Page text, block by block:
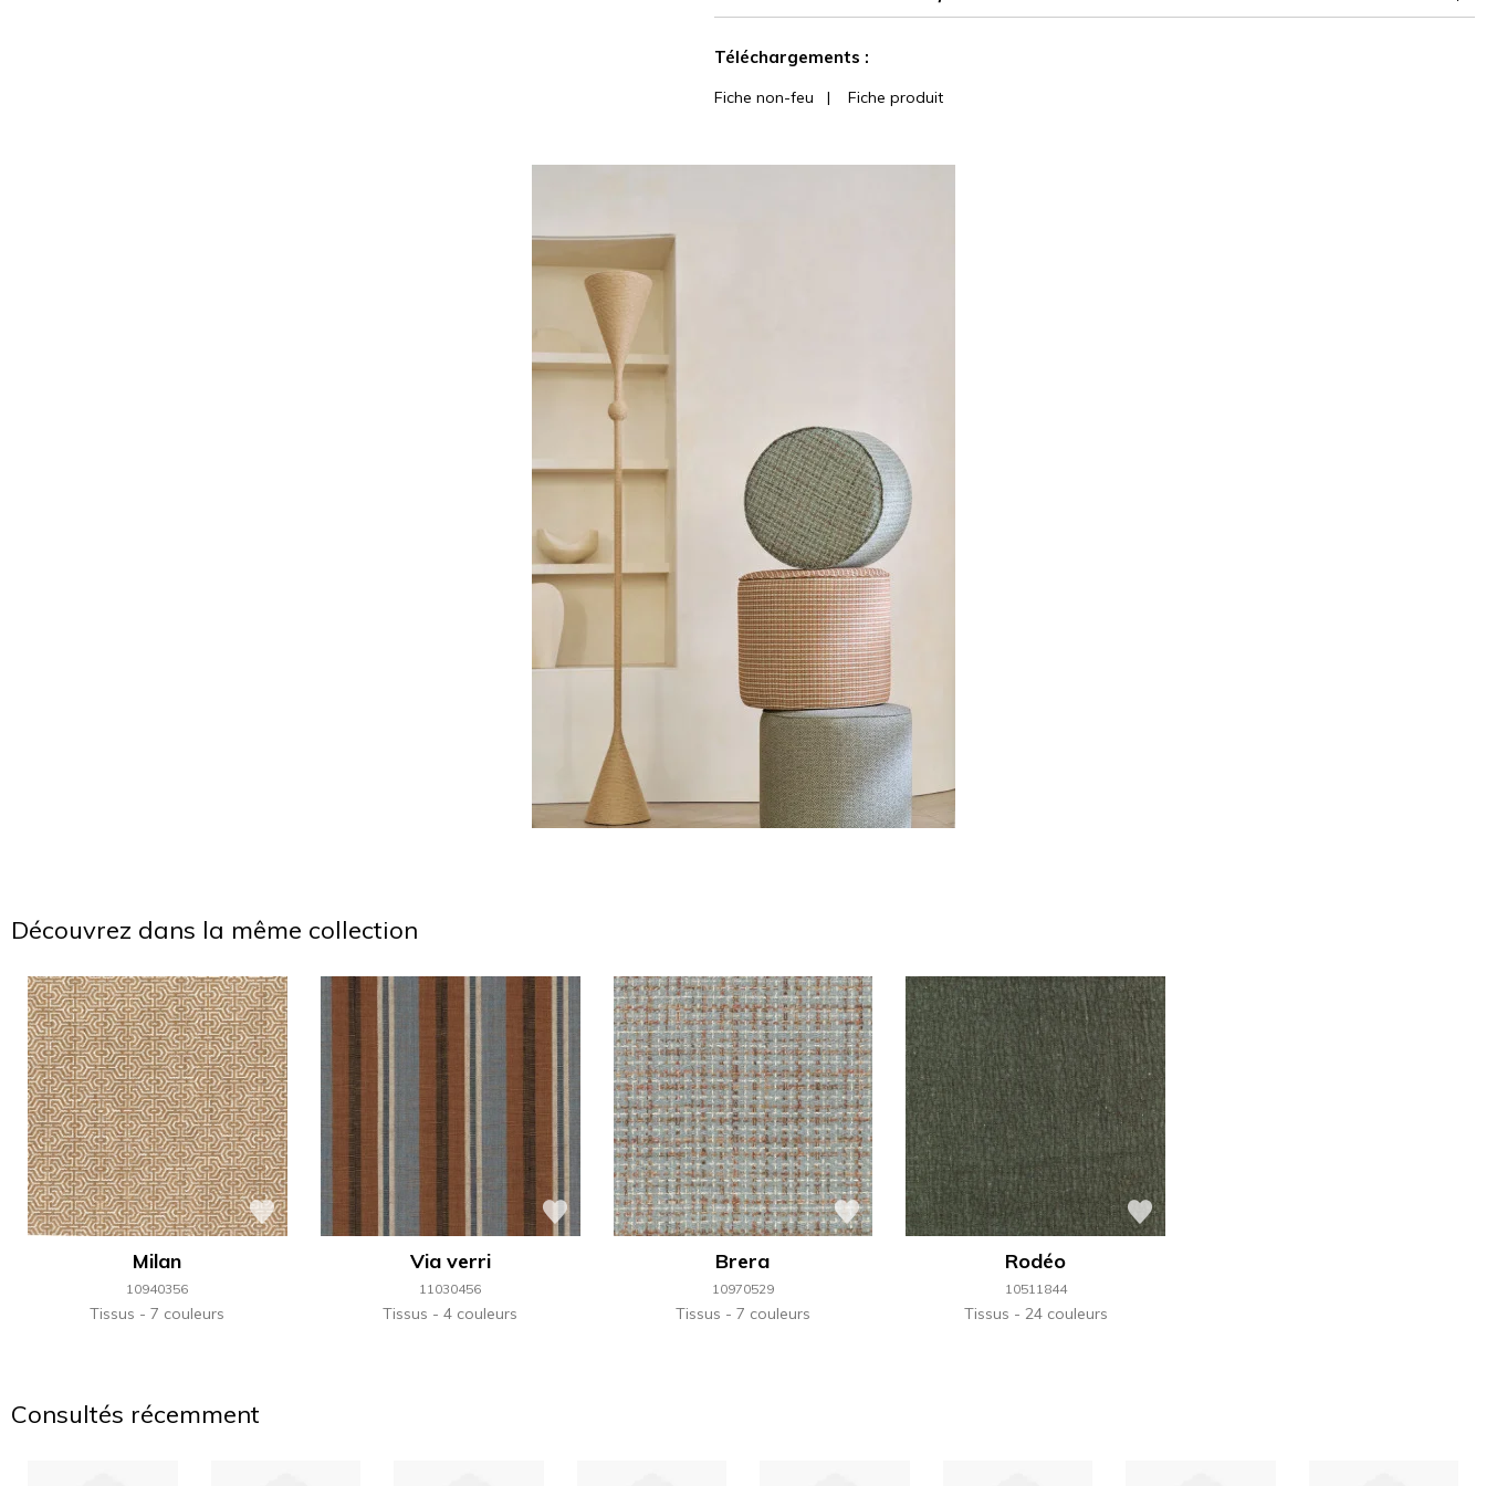
doubles rubs (Wyzenbeek)
Téléchargements :
Fiche non-feu | Fiche produit
Découvrez dans la même collection
Milan
10940356
Tissus 7 couleurs
Via verri
11030456
Tissus 4 couleurs
Brera
10970529
Tissus 7 couleurs
Rodéo
10511844
Tissus 24 couleurs
Consultés récemment